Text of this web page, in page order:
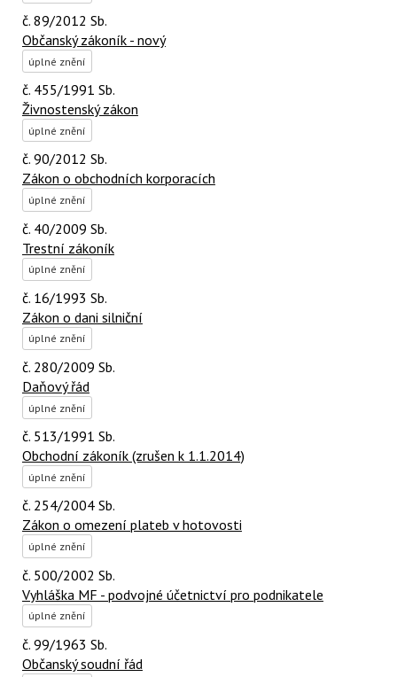
č. 89/2012 Sb.
Občanský zákoník - nový
úplné znění
č. 455/1991 Sb.
Živnostenský zákon
úplné znění
č. 90/2012 Sb.
Zákon o obchodních korporacích
úplné znění
č. 40/2009 Sb.
Trestní zákoník
úplné znění
č. 16/1993 Sb.
Zákon o dani silniční
úplné znění
č. 280/2009 Sb.
Daňový řád
úplné znění
č. 513/1991 Sb.
Obchodní zákoník (zrušen k 1.1.2014)
úplné znění
č. 254/2004 Sb.
Zákon o omezení plateb v hotovosti
úplné znění
č. 500/2002 Sb.
Vyhláška MF - podvojné účetnictví pro podnikatele
úplné znění
č. 99/1963 Sb.
Občanský soudní řád